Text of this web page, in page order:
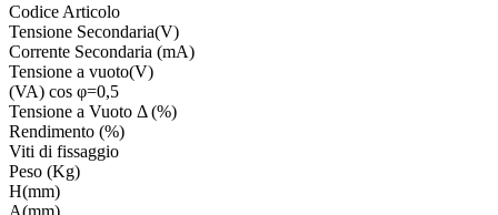
Codice Articolo
Tensione Secondaria(V)
Corrente Secondaria (mA)
Tensione a vuoto(V)
(VA) cos φ=0,5
Tensione a Vuoto Δ (%)
Rendimento (%)
Viti di fissaggio
Peso (Kg)
H(mm)
A(mm)